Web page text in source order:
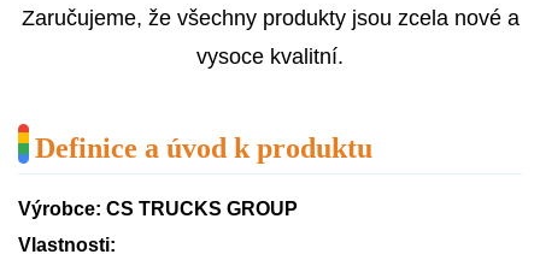
Zaručujeme, že všechny produkty jsou zcela nové a
vysoce kvalitní.
Definice a úvod k produktu
Výrobce: CS TRUCKS GROUP
Vlastnosti: